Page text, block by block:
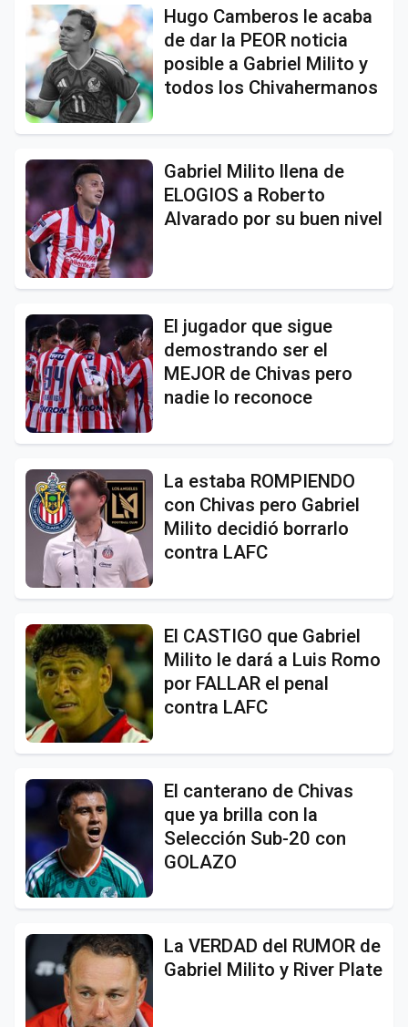
Hugo Camberos le acaba
de dar la PEOR noticia
posible a Gabriel Milito y
todos los Chivahermanos
Gabriel Milito llena de
ELOGIOS a Roberto
Alvarado por su buen nivel
El jugador que sigue
demostrando ser el
MEJOR de Chivas pero
nadie lo reconoce
La estaba ROMPIENDO
con Chivas pero Gabriel
Milito decidió borrarlo
contra LAFC
El CASTIGO que Gabriel
Milito le dará a Luis Romo
por FALLAR el penal
contra LAFC
El canterano de Chivas
que ya brilla con la
Selección Sub-20 con
GOLAZO
La VERDAD del RUMOR de
Gabriel Milito y River Plate